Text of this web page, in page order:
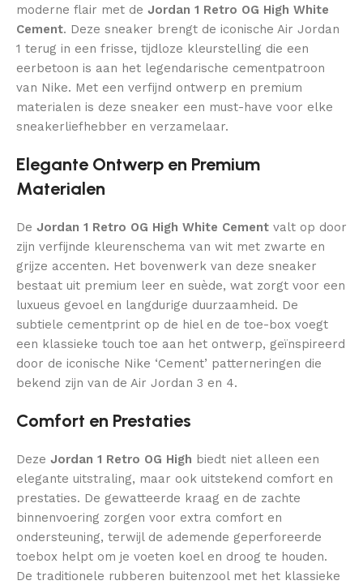
moderne flair met de Jordan 1 Retro OG High White
Cement. Deze sneaker brengt de iconische Air Jordan
1 terug in een frisse, tijdloze kleurstelling die een
eerbetoon is aan het legendarische cementpatroon
van Nike. Met een verfijnd ontwerp en premium
materialen is deze sneaker een must-have voor elke
sneakerliefhebber en verzamelaar.
Elegante Ontwerp en Premium
Materialen
De Jordan 1 Retro OG High White Cement valt op door
zijn verfijnde kleurenschema van wit met zwarte en
grijze accenten. Het bovenwerk van deze sneaker
bestaat uit premium leer en suède, wat zorgt voor een
luxueus gevoel en langdurige duurzaamheid. De
subtiele cementprint op de hiel en de toe-box voegt
een klassieke touch toe aan het ontwerp, geïnspireerd
door de iconische Nike ‘Cement’ patterneringen die
bekend zijn van de Air Jordan 3 en 4.
Comfort en Prestaties
Deze Jordan 1 Retro OG High biedt niet alleen een
elegante uitstraling, maar ook uitstekend comfort en
prestaties. De gewatteerde kraag en de zachte
binnenvoering zorgen voor extra comfort en
ondersteuning, terwijl de ademende geperforeerde
toebox helpt om je voeten koel en droog te houden.
De traditionele rubberen buitenzool met het klassieke